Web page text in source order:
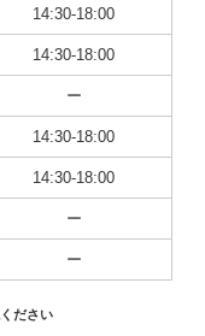
14:30-18:00
14:30-18:00
ー
14:30-18:00
14:30-18:00
ー
ー
ださい